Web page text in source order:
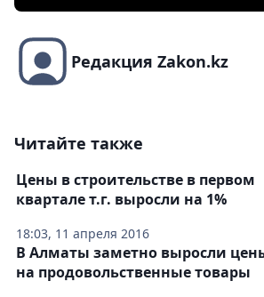
Редакция Zakon.kz
Читайте также
18:03, 11 апреля 2016
Цены в строительстве в первом
квартале т.г. выросли на 1%
В Алматы заметно выросли
на продовольственные товары